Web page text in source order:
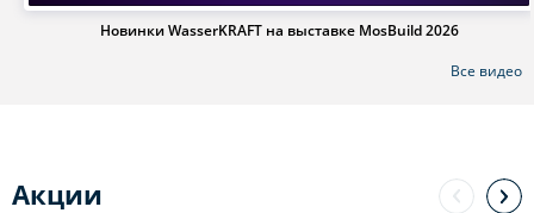
Новинки WasserKRAFT на выставке MosBuild 2026
Все видео
Акции